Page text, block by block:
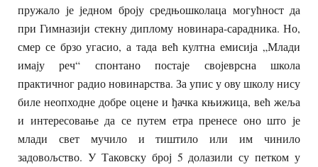
пружало је једном броју средњошколаца могућност да
при Гимназији стекну диплому новинара-сарадника. Но,
смер се брзо угасио, а тада већ култна емисија „Млади
имају реч“ спонтано постаје својеврсна школа
практичног радио новинарства. За упис у ову школу нису
биле неопходне добре оцене и ђачка књижица, већ жеља
и интересовање да се путем етра пренесе оно што је
млади свет мучило и тиштило или им чинило
задовољство. У Таковску број 5 долазили су петком у